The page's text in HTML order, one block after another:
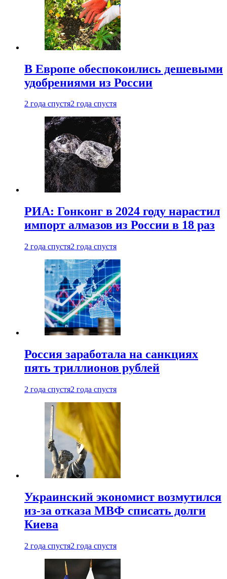
В Европе обеспокоились дешевыми
удобрениями из России
2 года спустя2 года спустя
РИА: Гонконг в 2024 году нарастил
импорт алмазов из России в 18 раз
2 года спустя2 года спустя
Россия заработала на санкциях
пять триллионов рублей
2 года спустя2 года спустя
Украинский экономист возмутился
из-за отказа МВФ списать долги
Киева
2 года спустя2 года спустя